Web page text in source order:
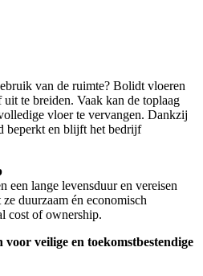
van de ruimte? Bolidt vloeren
te breiden. Vaak kan de toplaag
vloer te vervangen. Dankzij
beperkt en blijft het bedrijf
een lange levensduur en vereisen
duurzaam én economisch
cost of ownership.
veilige en toekomstbestendige